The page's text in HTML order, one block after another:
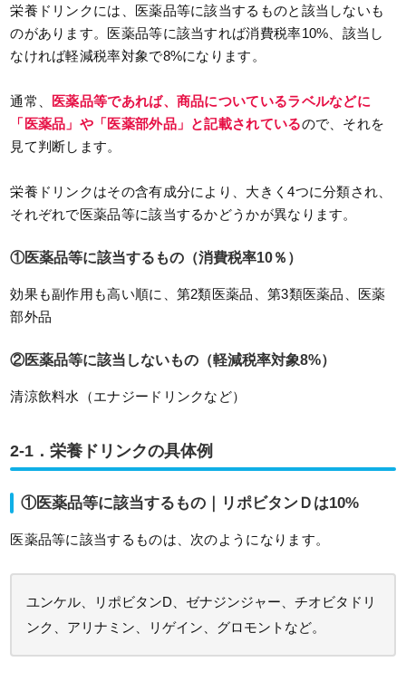
栄養ドリンクには、医薬品等に該当するものと該当しないも
のがあります。医薬品等に該当すれば消費税率10%、該当し
なければ軽減税率対象で8%になります。
通常、
医薬品等であれば、商品についているラベルなどに
「医薬品」や「医薬部外品」と記載されているので、それを
見て判断します。
栄養ドリンクはその含有成分により、大きく4つに分類され、
それぞれで医薬品等に該当するかどうかが異なります。
①医薬品等に該当するもの（消費税率10％）
効果も副作用も高い順に、第2類医薬品、第3類医薬品、医薬
部外品
②医薬品等に該当しないもの（軽減税率対象8%）
清涼飲料水（エナジードリンクなど）
2-1．栄養ドリンクの具体例
①医薬品等に該当するもの｜リポビタンＤは10%
医薬品等に該当するものは、次のようになります。
ユンケル、リポビタンD、ゼナジンジャー、チオビタドリ
ンク、アリナミン、リゲイン、グロモントなど。